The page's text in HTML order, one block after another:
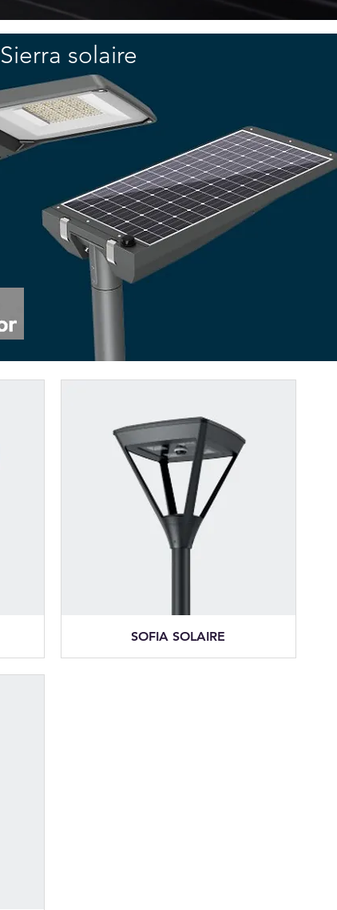
Sierra solaire
SOFIA SOLAIRE